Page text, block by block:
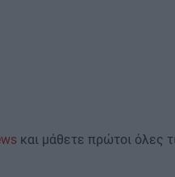
και μάθετε πρώτοι όλες